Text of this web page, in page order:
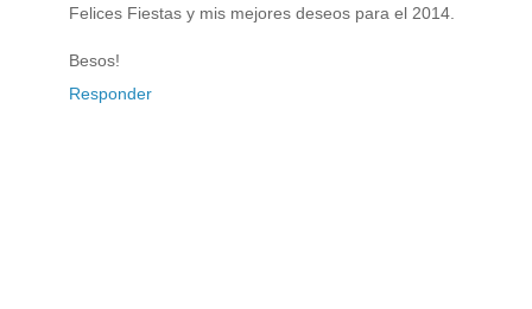
Felices Fiestas y mis mejores deseos para el 2014.
Besos!
Responder